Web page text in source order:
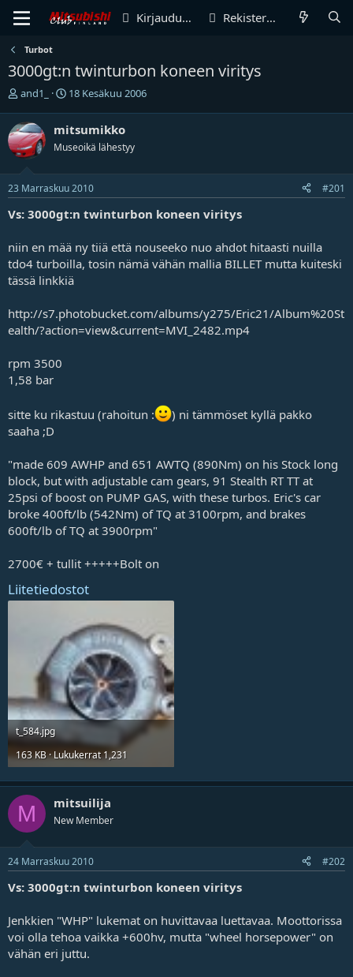
Kirjaudu sisään Rekisteröidy
Turbot
3000gt:n twinturbon koneen viritys
V
e
s
t
k
e
j
n
a
l
t
t
j
a
and1_
A
i
t
p
i
ä
m
ä
ä
18 Kesäkuu 2006
mitsumikko
Museoikä lähestyy
23 Marraskuu 2010 #201
Vs: 3000gt:n twinturbon koneen viritys
niin en mää ny tiiä että nouseeko nuo ahdot hitaasti nuilla
tdo4 turboilla, tosin nämä vähän mallia BILLET mutta kuiteski
tässä linkkiä
http://s7.photobucket.com/albums/y275/Eric21/Album%20St
ealth/?action=view&current=MVI_2482.mp4
rpm 3500
1,58 bar
sitte ku rikastuu (rahoitun :
) ni tämmöset kyllä pakko
saaha ;D
"made 609 AWHP and 651 AWTQ (890Nm) on his Stock long
block, but with adjustable cam gears, 91 Stealth RT TT at
25psi of boost on PUMP GAS, with these turbos. Eric's car
broke 400ft/lb (542Nm) of TQ at 3100rpm, and brakes
600ft/lb of TQ at 3900rpm"
2700€ + tullit +++++Bolt on
Liitetiedostot
t_584.jpg
163 KB · Lukukerrat 1,231
M mitsuilija
New Member
24 Marraskuu 2010 #202
Vs: 3000gt:n twinturbon koneen viritys
Jenkkien "WHP" lukemat on huvittavaa luettavaa. Moottorissa
voi olla tehoa vaikka +600hv, mutta "wheel horsepower" on
vähän eri juttu.